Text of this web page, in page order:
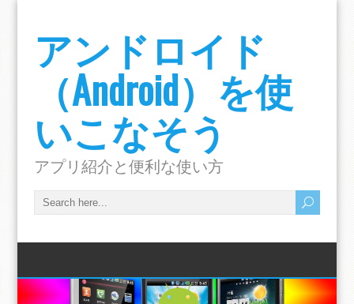
アンドロイド
（Android）を使
いこなそう
アプリ紹介と便利な使い方